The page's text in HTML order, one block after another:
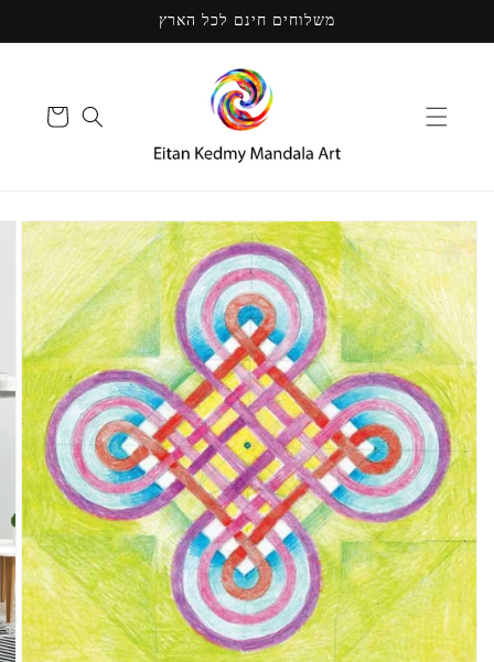
משלוחים חינם לכל הארץ
קניות
דילוג
למידע
מוצר